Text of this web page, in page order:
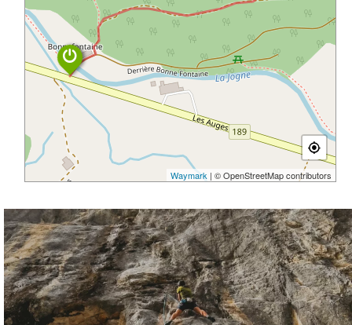
Waymark | © OpenStreetMap contributors